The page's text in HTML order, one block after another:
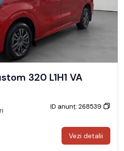
320 L1H1 VA
ID anunț: 268539
Vezi detalii